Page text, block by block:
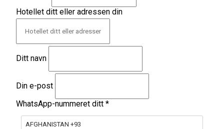
Hotellet ditt eller adressen din
Ditt navn
Din e-post
WhatsApp-nummeret ditt *
AFGHANISTAN +93